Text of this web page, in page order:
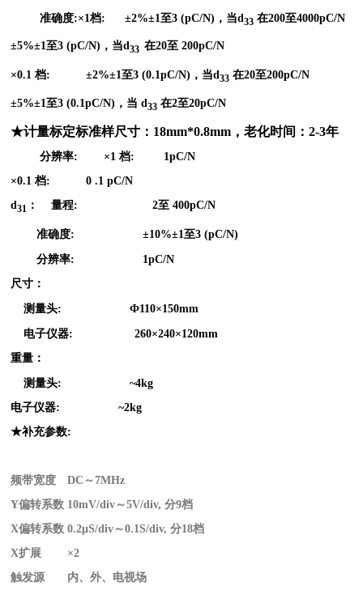
准确度:×1档: ±2%±1至3 (pC/N)，当d33 在200至4000pC/N
±5%±1至3 (pC/N)，当d33在20至 200pC/N
×0.1档: ±2%±1至3 (0.1pC/N)，当d33 在20至200pC/N
±5%±1 至3 (0.1pC/N)，当 d33 在2至20pC/N
★计量标定标准样尺寸：18mm*0.8mm，老化时间：2-3年
分辨率: ×1 档: 1pC/N
×0.1档: 0 .1 pC/N
d31 ： 量程: 2至 400pC/N
准确度: ±10%±1至3 (pC/N)
分辨率:
1pC/N
尺寸：
测量头: Ф110×150mm
电子仪器: 260×240×120mm
重量：
测量头:
~4kg
电子仪器: ~2kg
★补充参数:
频带宽度 DC ～7MHz
Y偏转系数 10mV/div ～5V/div, 分9档
X偏转系数 0.2μS/div ～0.1S/div, 分18档
X扩展
×2
触发源
内、外、电视场